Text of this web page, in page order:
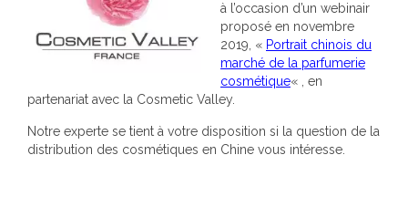
à l’occasion d’un webinair
proposé en novembre
2019, « Portrait chinois du
marché de la parfumerie
cosmétique« , en
partenariat avec la Cosmetic Valley.
Notre experte se tient à votre disposition si la question de la
distribution des cosmétiques en Chine vous intéresse.